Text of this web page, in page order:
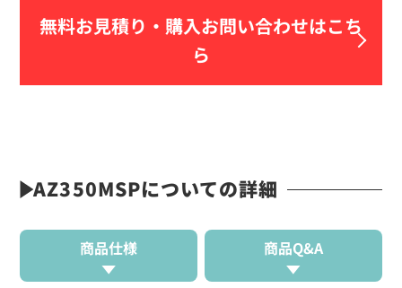
無料お見積り・ 購入お問い合わせはこち
ら
AZ350MSPについての詳細
商品仕様 商品Q&A